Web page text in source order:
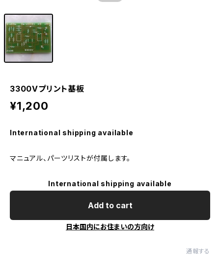
3300Vプリント基板
¥1,200
International shipping available
マニュアル、パーツリストが付属します。
International shipping available
Add to cart
日本国内にお住まいの方向け
通報する